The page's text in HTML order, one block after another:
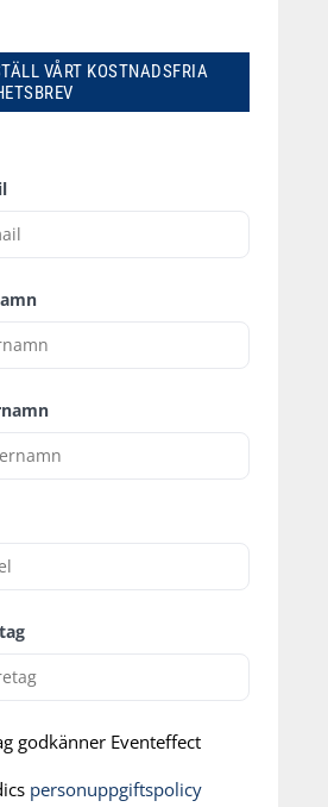
VÅRT KOSTNADSFRIA
godkänner Eventeffect
personuppgiftspolicy